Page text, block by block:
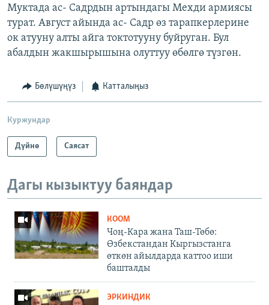
Муктада ас- Садрдын артындагы Мехди армиясы
турат. Август айында ас- Садр өз тарапкерлерине
ок атууну алты айга токтотууну буйруган. Бул
абалдын жакшырышына олуттуу өбөлгө түзгөн.
Бөлүшүңүз Катталыңыз
Куржундар
Дүйнө Саясат
Дагы кызыктуу баяндар
КООМ
Чоң-Кара жана Таш-Төбө:
Өзбекстандан Кыргызстанга
өткөн айылдарда каттоо иши
башталды
ЭРКИНДИК